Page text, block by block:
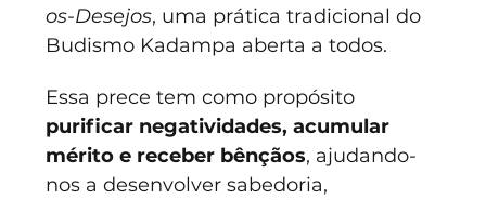
os-Desejos, uma prática tradicional do
Budismo Kadampa aberta a todos.
Essa prece tem como propósito
purificar negatividades, acumular
mérito e receber bênçãos, ajudando-
nos a desenvolver sabedoria,